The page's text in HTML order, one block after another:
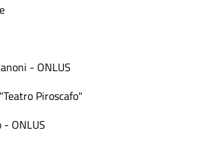
- ONLUS
Piroscafo"
- ONLUS